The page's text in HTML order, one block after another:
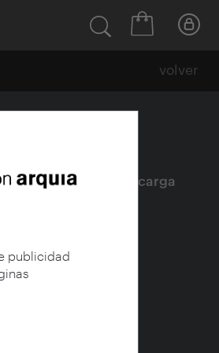
publicidad
volver
| Descarga